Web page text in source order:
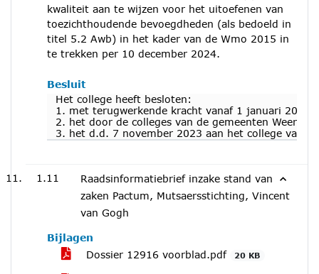
kwaliteit aan te wijzen voor het uitoefenen van
toezichthoudende bevoegdheden (als bedoeld in
titel 5.2 Awb) in het kader van de Wmo 2015 in
te trekken per 10 december 2024.
Besluit
Het college heeft besloten:
1. met terugwerkende kracht vanaf 1 januari 2024
2. het door de colleges van de gemeenten Weert,
3. het d.d. 7 november 2023 aan het college van
1.11
Raadsinformatiebrief inzake stand van
zaken Pactum, Mutsaersstichting, Vincent
van Gogh
Bijlagen
Dossier 12916 voorblad.pdf
20 KB